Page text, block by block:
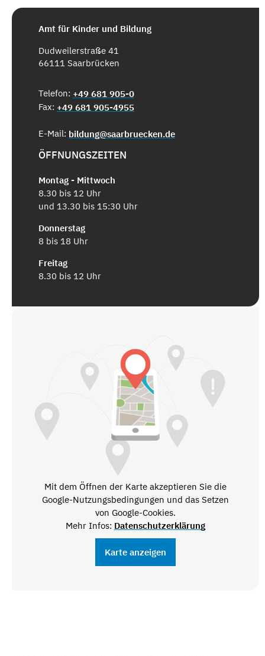
Amt für Kinder und Bildung
Dudweilerstraße 41
66111 Saarbrücken
Telefon: +49 681 905-0
Fax: +49 681 905-4955
E-Mail: bildung@saarbruecken.de
ÖFFNUNGSZEITEN
Montag - Mittwoch
8.30 bis 12 Uhr
und 13.30 bis 15:30 Uhr
Donnerstag
8 bis 18 Uhr
Freitag
8.30 bis 12 Uhr
Mit dem Öffnen der Karte akzeptieren Sie die
Google-Nutzungsbedingungen und das Setzen
von Google-Cookies.
Mehr Infos: Datenschutzerklärung
Karte anzeigen